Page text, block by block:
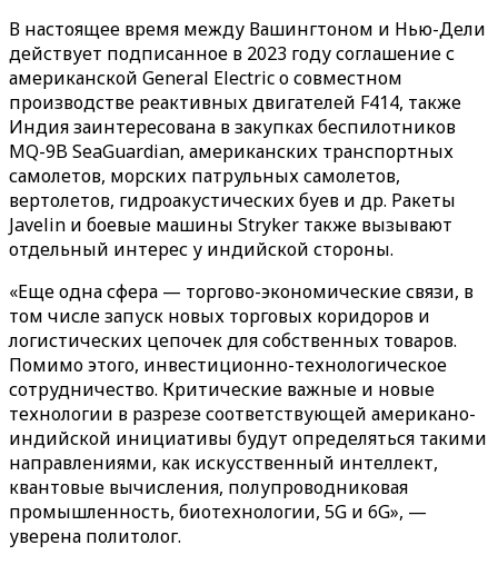
В настоящее время между Вашингтоном и Нью-Дели
действует подписанное в 2023 году соглашение с
американской General Electric о совместном
производстве реактивных двигателей F414, также
Индия заинтересована в закупках беспилотников
MQ-9B SeaGuardian, американских транспортных
самолетов, морских патрульных самолетов,
вертолетов, гидроакустических буев и др. Ракеты
Javelin и боевые машины Stryker также вызывают
отдельный интерес у индийской стороны.
«Еще одна сфера — торгово-экономические связи, в
том числе запуск новых торговых коридоров и
логистических цепочек для собственных товаров.
Помимо этого, инвестиционно-технологическое
сотрудничество. Критические важные и новые
технологии в разрезе соответствующей американо-
индийской инициативы будут определяться такими
направлениями, как искусственный интеллект,
квантовые вычисления, полупроводниковая
промышленность, биотехнологии, 5G и 6G», —
уверена политолог.